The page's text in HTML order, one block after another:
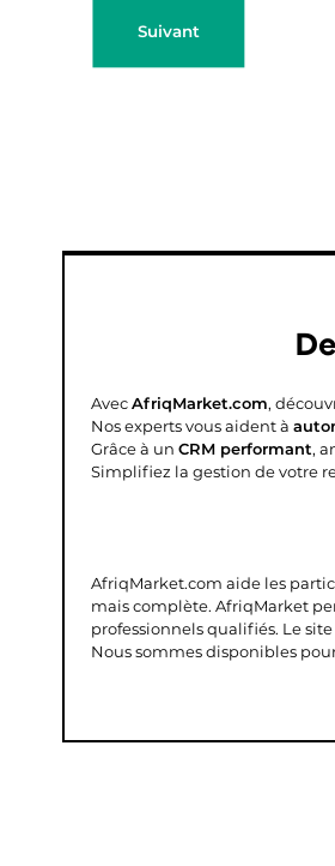
Suivant
AvecAfriqMarket.com,
Nos experts vous aident à
Grâce à un CRM performant,
Simplifiez la gestion de votre
AfriqMarket.com aide les
mais complète. AfriqMarket
professionnels qualifiés. Le
Nous sommes disponibles